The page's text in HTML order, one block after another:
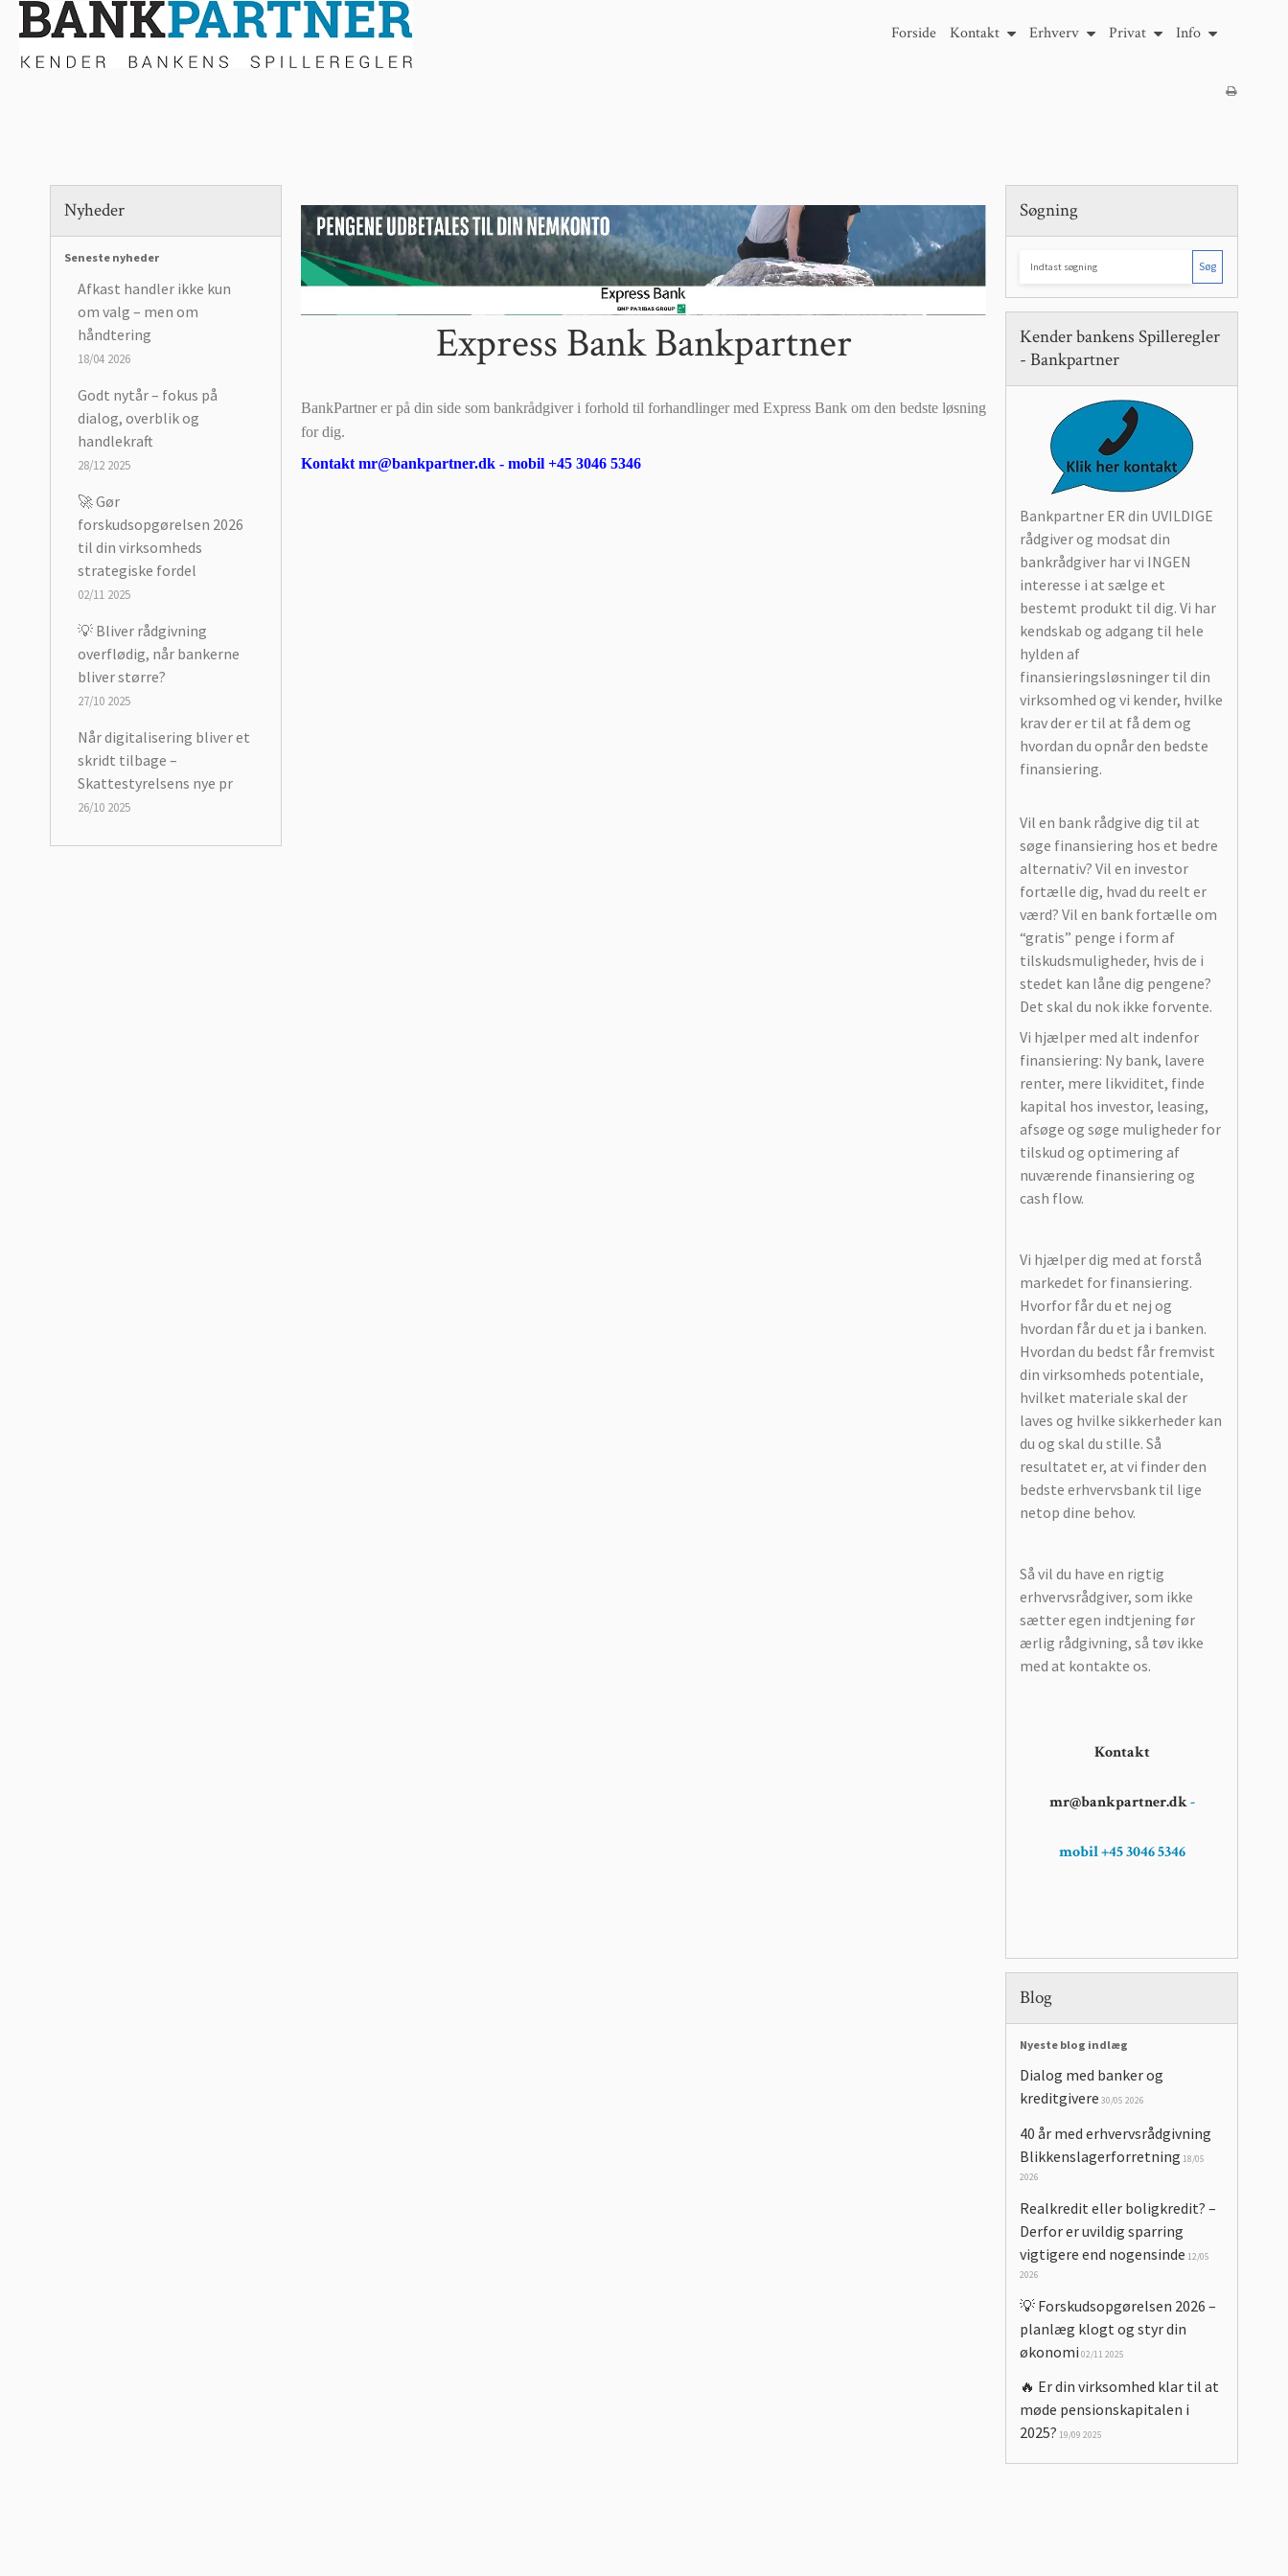
Forside Kontakt Erhverv Privat Info
Nyheder
Seneste nyheder
Afkast handler ikke kun
om valg – men om
håndtering
18/04 2026
Godt nytår – fokus på
dialog, overblik og
handlekraft
28/12 2025
🚀 Gør
forskudsopgørelsen 2026
til din virksomheds
strategiske fordel
02/11 2025
💡 Bliver rådgivning
overflødig, når bankerne
bliver større?
27/10 2025
Når digitalisering bliver et
skridt tilbage –
Skattestyrelsens nye pr
26/10 2025
Express Bank Bankpartner
BankPartner er på din side som bankrådgiver i forhold til forhandlinger med Express Bank om den bedste løsning
for dig.
Kontakt mr@bankpartner.dk - mobil +45 3046 5346
Søgning
Søg
Kender bankens Spilleregler
- Bankpartner
Bankpartner ER din UVILDIGE
rådgiver og modsat din
bankrådgiver har vi INGEN
interesse i at sælge et
bestemt produkt til dig. Vi har
kendskab og adgang til hele
hylden af
finansieringsløsninger til din
virksomhed og vi kender, hvilke
krav der er til at få dem og
hvordan du opnår den bedste
finansiering.
Vil en bank rådgive dig til at
søge finansiering hos et bedre
alternativ? Vil en investor
fortælle dig, hvad du reelt er
værd? Vil en bank fortælle om
“gratis” penge i form af
tilskudsmuligheder, hvis de i
stedet kan låne dig pengene?
Det skal du nok ikke forvente.
Vi hjælper med alt indenfor
finansiering: Ny bank, lavere
renter, mere likviditet, finde
kapital hos investor, leasing,
afsøge og søge muligheder for
tilskud og optimering af
nuværende finansiering og
cash flow.
Vi hjælper dig med at forstå
markedet for finansiering.
Hvorfor får du et nej og
hvordan får du et ja i banken.
Hvordan du bedst får fremvist
din virksomheds potentiale,
hvilket materiale skal der
laves og hvilke sikkerheder kan
du og skal du stille. Så
resultatet er, at vi finder den
bedste erhvervsbank til lige
netop dine behov.
Så vil du have en rigtig
erhvervsrådgiver, som ikke
sætter egen indtjening før
ærlig rådgivning, så tøv ikke
med at kontakte os.
Kontakt
mr@bankpartner.dk-
mobil +45 3046 5346
Blog
Nyeste blog indlæg
Dialog med banker og
kreditgivere 30/05 2026
40 år med erhvervsrådgivning
Blikkenslagerforretning 18/05
2026
Realkredit eller boligkredit? –
Derfor er uvildig sparring
vigtigere end nogensinde 12/05
2026
💡 Forskudsopgørelsen 2026 –
planlæg klogt og styr din
økonomi 02/11 2025
🔥 Er din virksomhed klar til at
møde pensionskapitalen i
2025? 19/09 2025